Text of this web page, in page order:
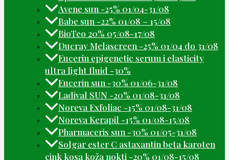
Avene sun -25% 01/04-31/08
Babe sun -22% 01/08 – 15/08
BioTeo 20% 05/08-17/08
Ducray Melascreen -25% 01/04 do 31/08
Eucerin epigenetic serum i elasticity
ultra light fluid -30%
Eucerin sun -30% 01/06-31/08
Ladival SUN -20% 01/08-31/08
Noreva Exfoliac -15% 01/08-31/08
Noreva Kerapil -15% 01/08-15/08
Pharmaceris sun -30% 01/05-31/08
Solgar ester C astaxantin beta karoten
cink kosa koža nokti -20% 01/08-15/08